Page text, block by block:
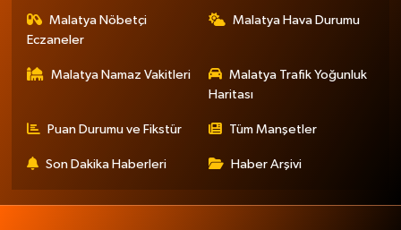
Malatya Nöbetçi
Eczaneler
Malatya Hava Durumu
Malatya Namaz Vakitleri
Malatya Trafik Yoğunluk
Haritası
Puan Durumu ve Fikstür Tüm Manşetler
Son Dakika Haberleri Haber Arşivi